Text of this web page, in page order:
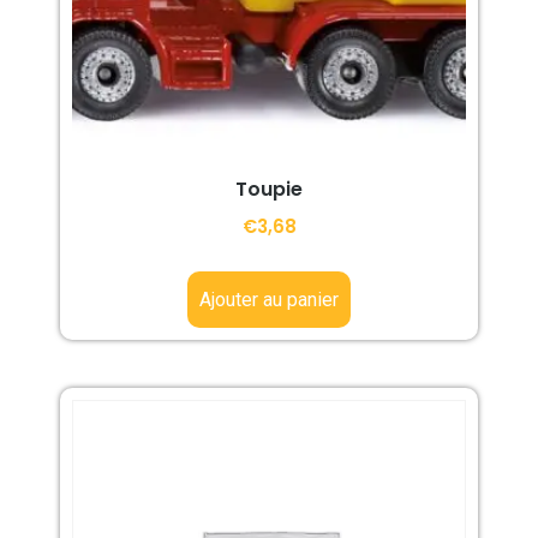
Toupie
€3,68
Ajouter au panier